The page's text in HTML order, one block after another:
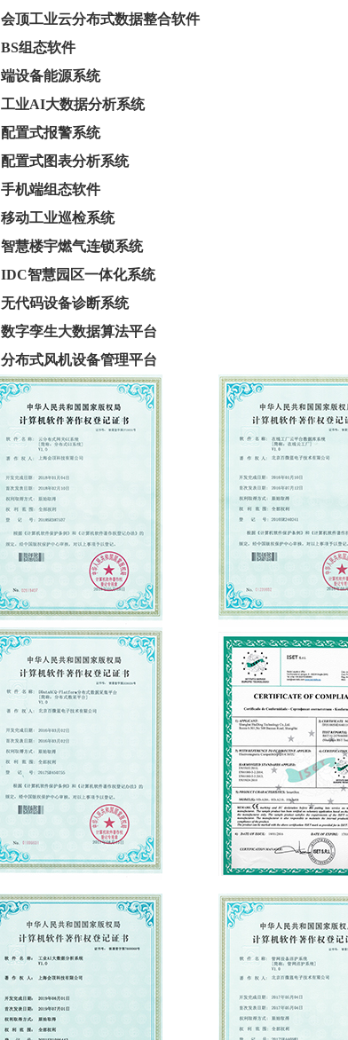
会顶工业云分布式数据整合软件
BS组态软件
端设备能源系统
工业AI大数据分析系统
配置式报警系统
配置式图表分析系统
手机端组态软件
移动工业巡检系统
智慧楼宇燃气连锁系统
IDC智慧园区一体化系统
无代码设备诊断系统
数字孪生大数据算法平台
分布式风机设备管理平台